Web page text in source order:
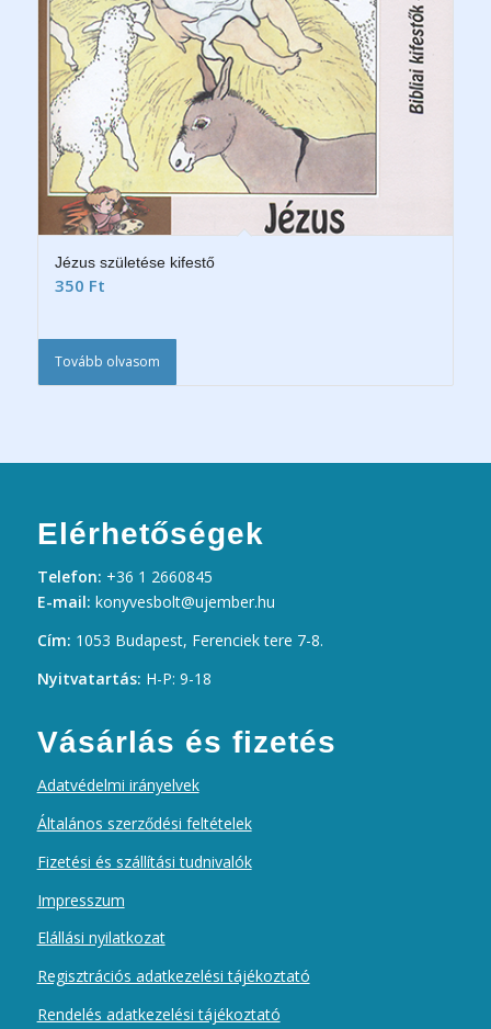
Jézus születése kifestő
350 Ft
Tovább olvasom
Elérhetőségek
Telefon: +36 1 2660845
E-mail: konyvesbolt@ujember.hu
Cím: 1053 Budapest, Ferenciek tere 7-8.
Nyitvatartás: H-P: 9-18
Vásárlás és fizetés
Adatvédelmi irányelvek
Általános szerződési feltételek
Fizetési és szállítási tudnivalók
Impresszum
Elállási nyilatkozat
Regisztrációs adatkezelési tájékoztató
Rendelés adatkezelési tájékoztató